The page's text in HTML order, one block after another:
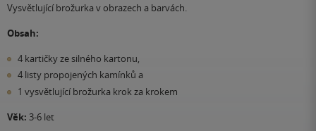
Vysvětlující brožurka v obrazech a barvách.
Obsah:
4 kartičky ze silného kartonu,
4 listy propojených kamínků a
1 vysvětlující brožurka krok za krokem
Věk: 3-6 let